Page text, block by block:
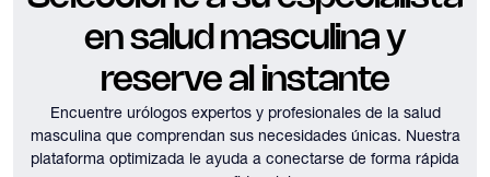
en salud masculina y
reserve al instante
Encuentre urólogos expertos y profesionales de la salud
masculina que comprendan sus necesidades únicas. Nuestra
plataforma optimizada le ayuda a conectarse de forma rápida